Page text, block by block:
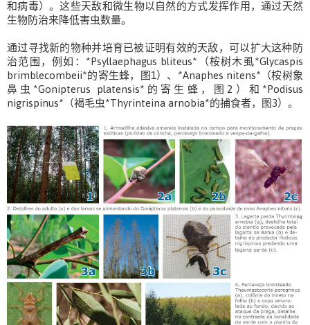
和病毒）。这些天敌和微生物以自然的方式发挥作用，通过天然
生物防治来降低害虫数量。
通过寻找新的物种并培育已被证明有效的天敌，可以扩大这种防
治范围，例如：*Psyllaephagus bliteus*（桉树木虱*Glycaspis
brimblecombeii*的寄生蜂，图1）、*Anaphes nitens*（桉树象
鼻虫*Gonipterus platensis*的寄生蜂，图2）和*Podisus
nigrispinus*（褐毛虫*Thyrinteina arnobia*的捕食者，图3）。